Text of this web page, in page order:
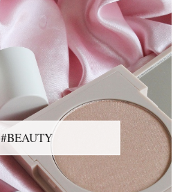
#BEAUTY